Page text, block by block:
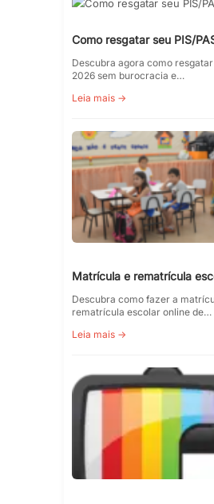
Como resgatar seu PIS/
Descubra agora como resgatar
2026 sem burocracia e…
Leia mais →
Matrícula e rematrícula
Descubra como fazer a
rematrícula escolar online de…
Leia mais →